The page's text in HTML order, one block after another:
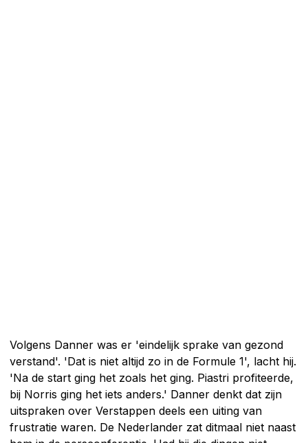
Volgens Danner was er 'eindelijk sprake van gezond
verstand'. 'Dat is niet altijd zo in de Formule 1', lacht hij.
'Na de start ging het zoals het ging. Piastri profiteerde,
bij Norris ging het iets anders.' Danner denkt dat zijn
uitspraken over Verstappen deels een uiting van
frustratie waren. De Nederlander zat ditmaal niet naast